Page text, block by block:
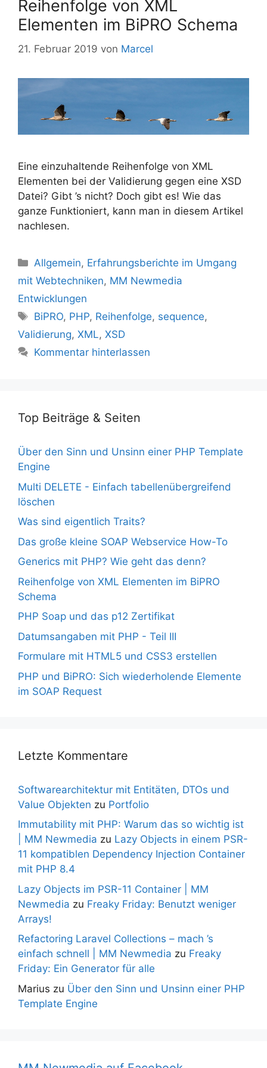
Reihenfolge von XML
Elementen im BiPRO Schema
21. Februar 2019 von Marcel
Eine einzuhaltende Reihenfolge von XML
Elementen bei der Validierung gegen eine XSD
Datei? Gibt ’s nicht? Doch gibt es! Wie das
ganze Funktioniert, kann man in diesem Artikel
nachlesen.
Kategorien
Allgemein, Erfahrungsberichte im Umgang
mit Webtechniken, MM Newmedia
Entwicklungen
Schlagwörter
BiPRO, PHP, Reihenfolge, sequence,
Validierung, XML, XSD
Kommentar hinterlassen
Top Beiträge & Seiten
Über den Sinn und Unsinn einer PHP Template
Engine
Multi DELETE - Einfach tabellenübergreifend
löschen
Was sind eigentlich Traits?
Das große kleine SOAP Webservice How-To
Generics mit PHP? Wie geht das denn?
Reihenfolge von XML Elementen im BiPRO
Schema
PHP Soap und das p12 Zertifikat
Datumsangaben mit PHP - Teil III
Formulare mit HTML5 und CSS3 erstellen
PHP und BiPRO: Sich wiederholende Elemente
im SOAP Request
Letzte Kommentare
Softwarearchitektur mit Entitäten, DTOs und
Value Objekten zu Portfolio
Immutability mit PHP: Warum das so wichtig ist
| MM Newmedia zu Lazy Objects in einem PSR-
11 kompatiblen Dependency Injection Container
mit PHP 8.4
Lazy Objects im PSR-11 Container | MM
Newmedia zu Freaky Friday: Benutzt weniger
Arrays!
Refactoring Laravel Collections – mach ’s
einfach schnell | MM Newmedia zu Freaky
Friday: Ein Generator für alle
Marius zu Über den Sinn und Unsinn einer PHP
Template Engine